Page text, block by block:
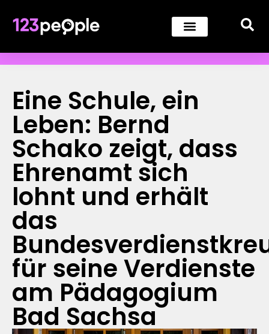
Eine Schule, ein
Leben: Bernd
Schako zeigt, dass
Ehrenamt sich
lohnt und erhält
das
für seine Verdienste
am Pädagogium
Bad Sachsa